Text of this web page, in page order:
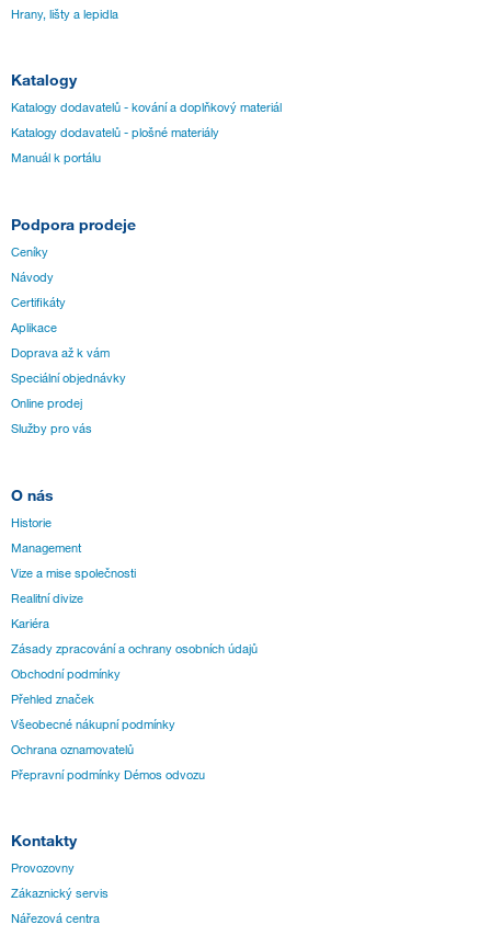
Hrany, lišty a lepidla
Katalogy
Katalogy dodavatelů - kování a doplňkový materiál
Katalogy dodavatelů - plošné materiály
Manuál k portálu
Podpora prodeje
Ceníky
Návody
Certifikáty
Aplikace
Doprava až k vám
Speciální objednávky
Online prodej
Služby pro vás
O nás
Historie
Management
Vize a mise společnosti
Realitní divize
Kariéra
Zásady zpracování a ochrany osobních údajů
Obchodní podmínky
Přehled značek
Všeobecné nákupní podmínky
Ochrana oznamovatelů
Přepravní podmínky Démos odvozu
Kontakty
Provozovny
Zákaznický servis
Nářezová centra